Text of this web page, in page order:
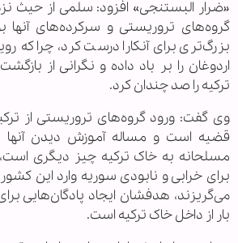
«ضرار البستنجی» افزود: سلمی از حیث
گروه‌های تروریستی و سرکرده‌های آنها
بزرگ‌تری برای آنکارا درست کرد، چرا که
اردوغان را بر باد داده و نگرانی از
ترکیه را صد چندان کرد.
وی گفت: ورود گروه‌های تروریستی از
قضیه است و مساله آموزش دیدن آنها
مسلحانه به خاک ترکیه چیز دیگری است،
برای خرابی و نابودی سوریه وارد این
می‌گریزند، هدفشان ایجاد پادگان‌هایی
بار از داخل خاک ترکیه است.